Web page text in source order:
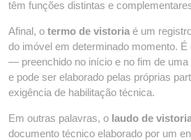
têm funções distintas e
Afinal, o termo de vistoria é um
do imóvel em determinado momento.
— preenchido no início e no fim de
e pode ser elaborado pelas próprias
exigência de habilitação técnica.
Em outras palavras, o laudo de
documento técnico elaborado por um